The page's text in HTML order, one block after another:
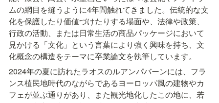
ムの網目を縫うように4年間触れてきました。伝統的な文
化を保護したり価値づけたりする場面や、法律や政策、
行政の活動、または日常生活の商品パッケージにおいて
見かける「文化」という言葉により強く興味を持ち、文
化概念の構造をテーマに卒業論文を執筆しています。
2024年の夏に訪れたラオスのルアンパバーンには、フラ
ンス植民地時代のながらであるヨーロッパ風の建物やカ
フェが並ぶ通りがあり、また観光地化したこの地に、若